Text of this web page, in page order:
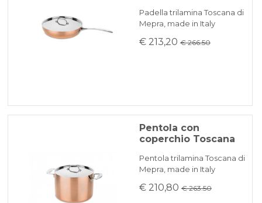
Padella trilamina Toscana di
Mepra, made in Italy
€ 213,20 € 266.50
Pentola con
coperchio Toscana
Pentola trilamina Toscana di
Mepra, made in Italy
€ 210,80 € 263.50